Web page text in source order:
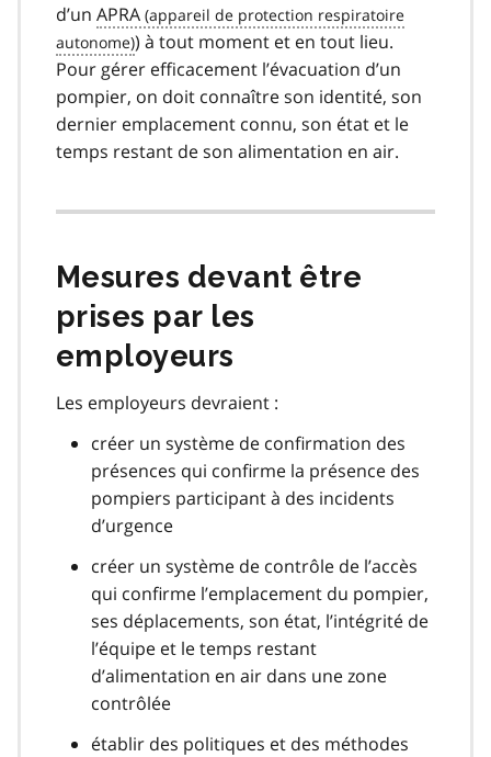
d’un APRA
) à tout moment et en tout lieu.
Pour gérer efficacement l’évacuation d’un
pompier, on doit connaître son identité, son
dernier emplacement connu, son état et le
temps restant de son alimentation en air.
Mesures devant être
prises par les
employeurs
Les employeurs devraient :
créer un système de confirmation des
présences qui confirme la présence des
pompiers participant à des incidents
d’urgence
créer un système de contrôle de l’accès
qui confirme l’emplacement du pompier,
ses déplacements, son état, l’intégrité de
l’équipe et le temps restant
d’alimentation en air dans une zone
contrôlée
établir des politiques et des méthodes